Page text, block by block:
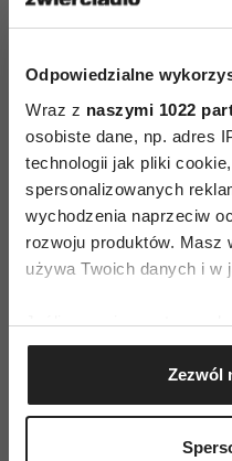
Odpowiedzialne
Wraz z naszymi 1022
osobiste dane, np. adres
technologii jak pliki
spersonalizowanych
wychodzenia naprzeciw
rozwoju produktów. Masz
używa Twoich danych i w
Jeśli wyrazisz na to
Gromadzić dane
geograficznej z
Identyfikować
Zezwól
E-